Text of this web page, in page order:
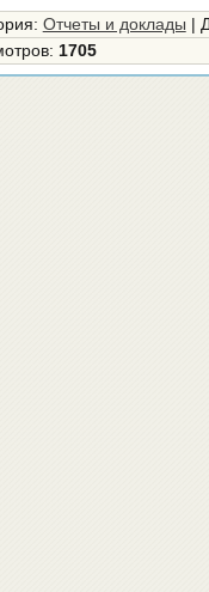
: Отчеты и доклады
: 1705